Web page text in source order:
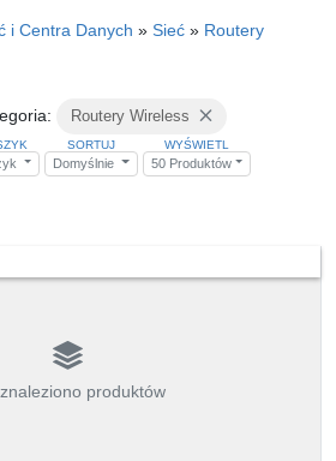
i Centra Danych » Sieć » Routery
Routery Wireless
SORTUJ
Domyślnie
WYŚWIETL
50 Produktów
produktów